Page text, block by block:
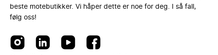
beste motebutikker. Vi håper dette er noe for deg. I så fall,
følg oss!